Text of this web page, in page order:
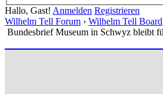
Hallo, Gast! Anmelden Registrieren
Wilhelm Tell Forum › Wilhelm Tell Board
Bundesbrief Museum in Schwyz bleibt